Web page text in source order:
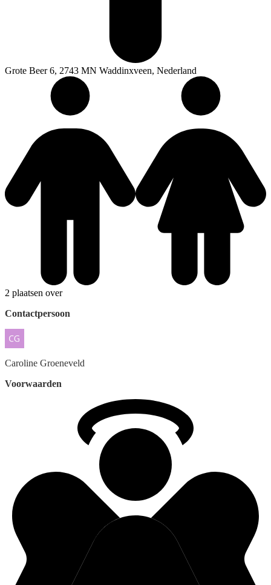
Grote Beer 6, 2743 MN Waddinxveen, Nederland
2 plaatsen over
Contactpersoon
Caroline Groeneveld
Voorwaarden